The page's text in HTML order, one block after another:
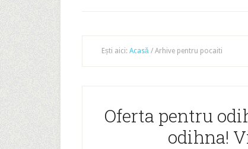
Ești aici: Acasă / Arhive pentru pocaiti
Oferta pentru
odihna!